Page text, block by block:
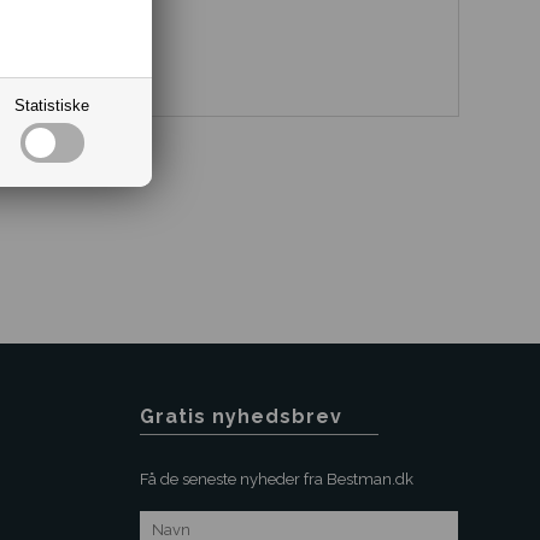
Statistiske
Gratis nyhedsbrev
Få de seneste nyheder fra Bestman.dk